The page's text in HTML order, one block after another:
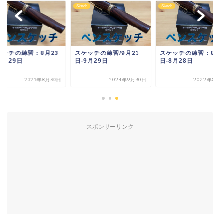
ッチの練習：8月23
月29日
2021年8月30日
Sketch
スケッチの練習/9月23
日-9月29日
2024年9月30日
Sketch
スケッチの練習：8
日-8月28日
2022年8
スポンサーリンク